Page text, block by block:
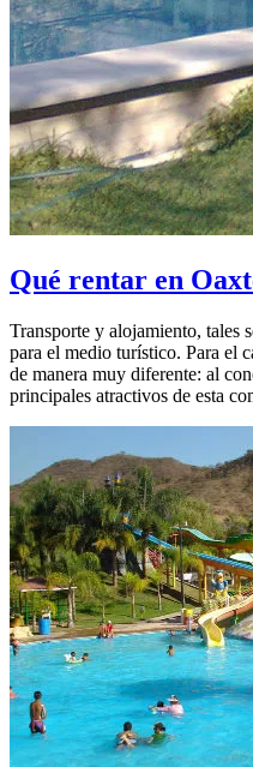
Qué rentar en
Transporte y alojamiento, tales
para el medio turístico. Para el
de manera muy diferente: al
principales atractivos de esta